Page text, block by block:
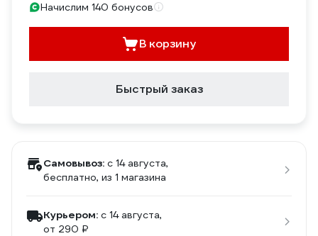
Начислим 140 бонусов
В корзину
Быстрый заказ
Самовывоз: c 14 августа,
бесплатно, из 1 магазина
Курьером: c 14 августа,
от 290 ₽